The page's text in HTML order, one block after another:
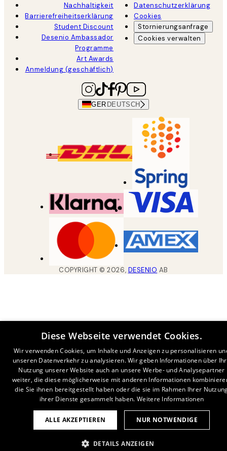
Nachhaltigkeit
Barrierefreiheitserklärung
Student Discount
Desenio Ambassador
Programme
Art Awards
Anmeldung (geschäftlich)
Datenschutzerklärung
Cookies
Stornierungsanfrage
Cookies verwalten
GER DEUTSCH
COPYRIGHT ©2026, DESENIO AB
Diese Webseite verwendet Cookies.
Wir verwenden Cookies, um Inhalte und Anzeigen zu personalisieren
unseren Datenverkehr zu analysieren. Wir geben Informationen über
Nutzung unserer Website auch an unsere Werbe- und Analysepartner
weiter, die diese möglicherweise mit anderen Informationen
die Sie ihnen bereitgestellt haben oder die sie im Rahmen Ihrer
ihrer Dienste gesammelt haben. Weitere Informationen
ALLE AKZEPTIEREN NUR NOTWENDIGE
DETAILS ANZEIGEN